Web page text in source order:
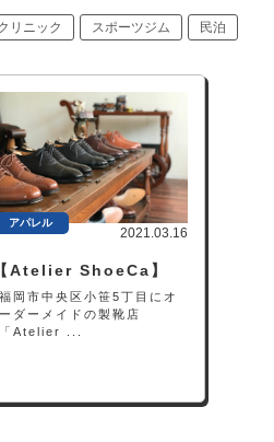
リニック スポーツジム 民泊
アパレル
2021.03.16
【Atelier ShoeCa】
福岡市中央区小笹5丁目にオ
ーダーメイドの製靴店
「Atelier ...